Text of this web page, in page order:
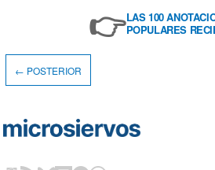
👉LAS 100
POPULARES
← POSTERIOR